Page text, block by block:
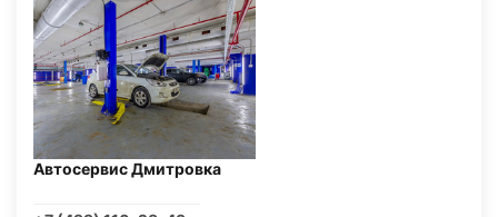
Автосервис Дмитровка